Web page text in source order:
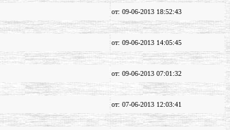
от: 09-06-2013 18:52:43
от: 09-06-2013 14:05:45
от: 09-06-2013 07:01:32
от: 07-06-2013 12:03:41